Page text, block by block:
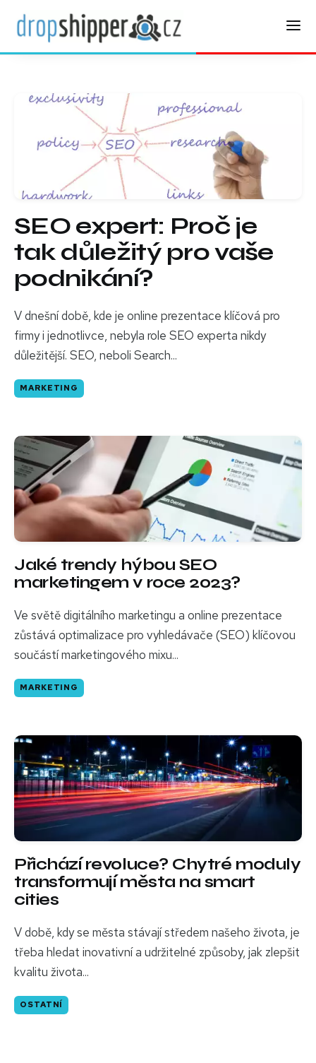
SEO expert: Proč je
tak důležitý pro vaše
podnikání?
V dnešní době, kde je online prezentace klíčová pro
firmy i jednotlivce, nebyla role SEO experta nikdy
důležitější. SEO, neboli Search...
MARKETING
Jaké trendy hýbou SEO
marketingem v roce 2023?
Ve světě digitálního marketingu a online prezentace
zůstává optimalizace pro vyhledávače (SEO) klíčovou
součástí marketingového mixu...
MARKETING
Přichází revoluce? Chytré moduly
transformují města na smart
cities
V době, kdy se města stávají středem našeho života, je
třeba hledat inovativní a udržitelné způsoby, jak zlepšit
kvalitu života...
OSTATNÍ